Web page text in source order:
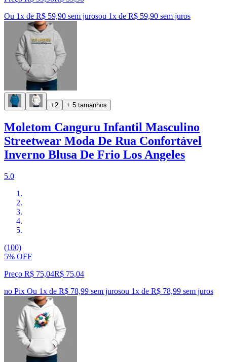
Ou 1x de R$ 59,90 sem jurosou 1x de R$ 59,90 sem juros
+2 + 5 tamanhos
Moletom Canguru Infantil Masculino
Streetwear Moda De Rua Confortável
Inverno Blusa De Frio Los Angeles
5.0
(100)
5% OFF
Preço R$ 75,04R$ 75,04
no Pix Ou 1x de R$ 78,99 sem jurosou 1x de R$ 78,99 sem juros